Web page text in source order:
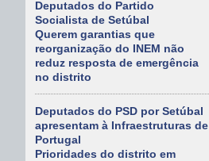
Deputados do Partido
Socialista de Setúbal
Querem garantias que
reorganização do INEM não
reduz resposta de emergência
no distrito
Deputados do PSD por Setúbal
apresentam à Infraestruturas de
Portugal
Prioridades do distrito em